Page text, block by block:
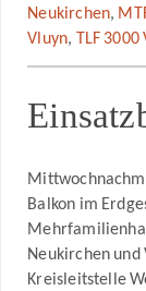
Neukirchen,
Vluyn, TLF 3000
Balkon im
Neukirchen
Kreisleitstelle